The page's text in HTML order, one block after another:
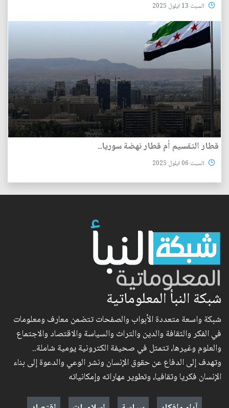
السبت 13 ايلول 2025
قطار التقسيم أم قطار نهضة سوريا..
السبت 06 ايلول 2025
شبكة النبأ المعلوماتية
شبكة واسعة متعددة الأبواب والصفحات تتضمن معارف ومعلومات
في الفكر والثقافة والدين والتراث والسياسة والاقتصاد والاجتماع
والعلوم وغيرها، تتمثل في صحيفة الكترونية يومية شاملة..
وتهدف إلى الدفاع عن حقوق الإنسان ونشر الوعي والدعوة إلى بناء
الإنسان فكريا وثقافيا، وتطوير مهاراته وإمكانياته